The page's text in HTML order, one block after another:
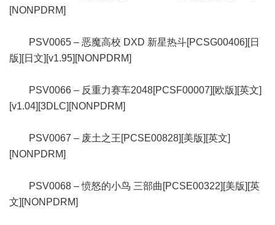
[NONPDRM]
PSV0065 – 恶魔高校 DXD 新星热斗[PCSG00406][日
版][日文][v1.95][NONPDRM]
PSV0066 – 反重力赛车2048[PCSF00007][欧版][英文]
[v1.04][3DLC][NONPDRM]
PSV0067 – 废土之王[PCSE00828][美版][英文]
[NONPDRM]
PSV0068 – 愤怒的小鸟 三部曲[PCSE00322][美版][英
文][NONPDRM]